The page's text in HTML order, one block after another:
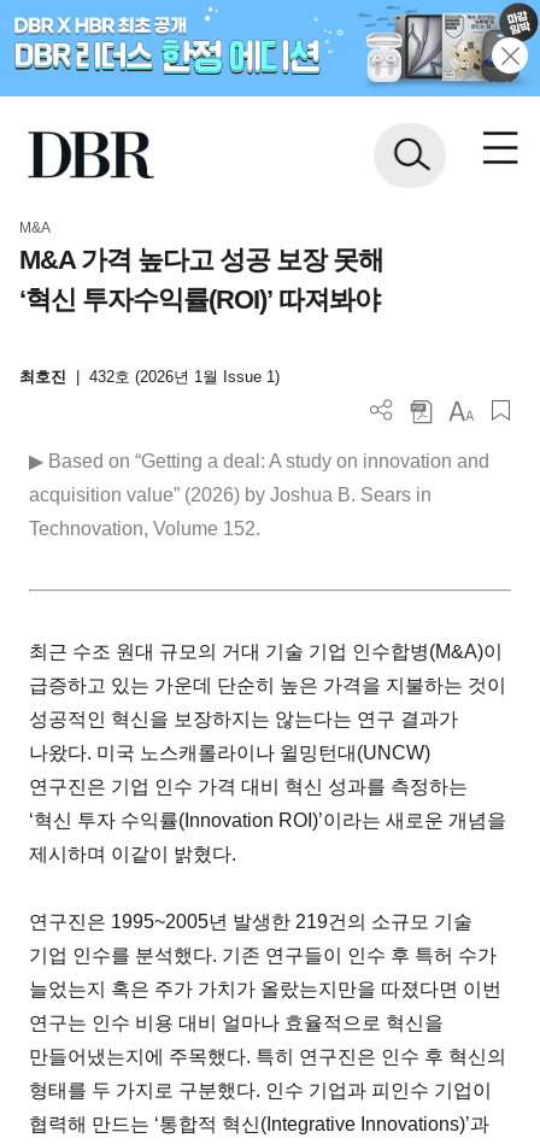
M&A
M&A 가격 높다고 성공 보장 못해
‘혁신 투자수익률(ROI)’ 따져봐야
최호진 432호 (2026년 1월 Issue 1)
▶ Based on “Getting a deal: A study on innovation and
acquisition value” (2026) by Joshua B. Sears in
Technovation, Volume 152.
최근 수조 원대 규모의 거대 기술 기업 인수합병(M&A)이
급증하고 있는 가운데 단순히 높은 가격을 지불하는 것이
성공적인 혁신을 보장하지는 않는다는 연구 결과가
나왔다. 미국 노스캐롤라이나 윌밍턴대(UNCW)
연구진은 기업 인수 가격 대비 혁신 성과를 측정하는
‘혁신 투자 수익률(Innovation ROI)’이라는 새로운 개념을
제시하며 이같이 밝혔다.
연구진은 1995~2005년 발생한 219건의 소규모 기술
기업 인수를 분석했다. 기존 연구들이 인수 후 특허 수가
늘었는지 혹은 주가 가치가 올랐는지만을 따졌다면 이번
연구는 인수 비용 대비 얼마나 효율적으로 혁신을
만들어냈는지에 주목했다. 특히 연구진은 인수 후 혁신의
형태를 두 가지로 구분했다. 인수 기업과 피인수 기업이
협력해 만드는 ‘통합적 혁신(Integrative Innovations)’과